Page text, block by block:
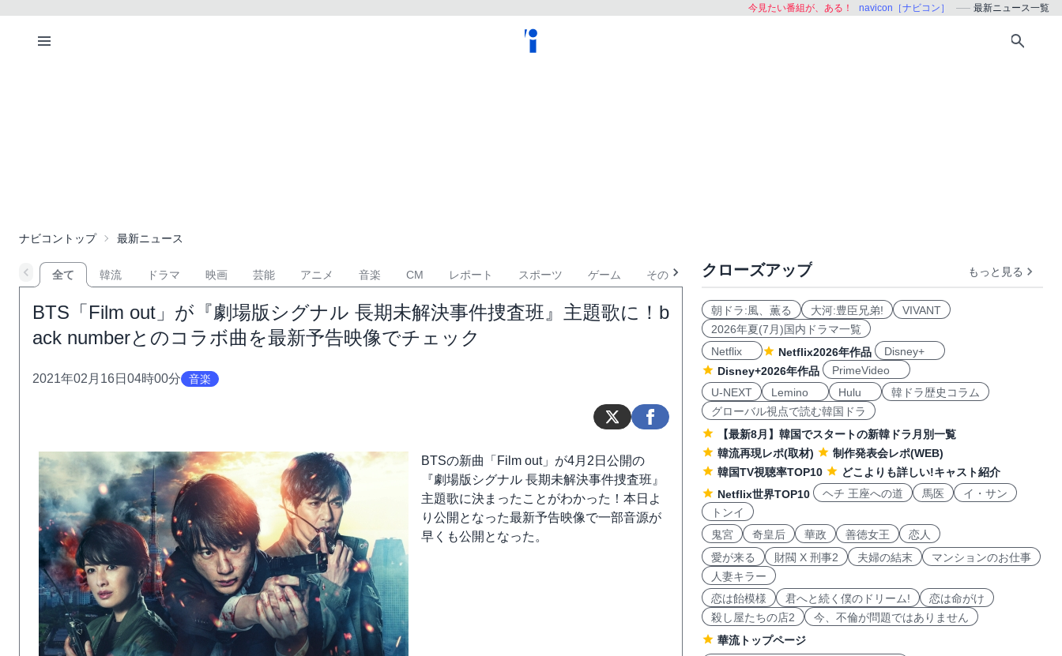
今見たい番組が、ある！ navicon［ナビコン］ 最新ニュース一覧
ナビコントップ 最新ニュース
全て 韓流 ドラマ 映画 芸能 アニメ 音楽 CM レポート スポーツ ゲーム その他
BTS「Film out」が『劇場版シグナル 長期未解決事件捜査班』主題歌に！b
ack numberとのコラボ曲を最新予告映像でチェック
2021年02月16日04時00分 音楽
BTSの新曲「Film out」が4月2日公開の
『劇場版シグナル 長期未解決事件捜査班』
主題歌に決まったことがわかった！本日よ
り公開となった最新予告映像で一部音源が
早くも公開となった。
クローズアップ もっと見る
朝ドラ:風、薫る 大河:豊臣兄弟!
VIVANT
2026年夏(7月)国内ドラマ一覧
Netflix
Netflix2026年作品
Disney+
Disney+2026年作品
PrimeVideo
U-NEXT
Lemino Hulu
韓ドラ歴史コラム
グローバル視点で読む韓国ドラ
【最新8月】韓国でスタートの新韓ドラ月別一覧
韓流再現レポ(取材)
制作発表会レポ(WEB)
韓国TV視聴率TOP10
どこよりも詳しい!キャスト紹介
Netflix世界TOP10
ヘチ 王座への道 馬医
イ・サン
トンイ
鬼宮
奇皇后 華政 善徳女王
恋人
愛が来る
財閥 X 刑事2 夫婦の結末
マンションのお仕事
人妻キラー
恋は飴模様
君へと続く僕のドリーム!
恋は命がけ
殺し屋たちの店2
今、不倫が問題ではありません
華流トップページ